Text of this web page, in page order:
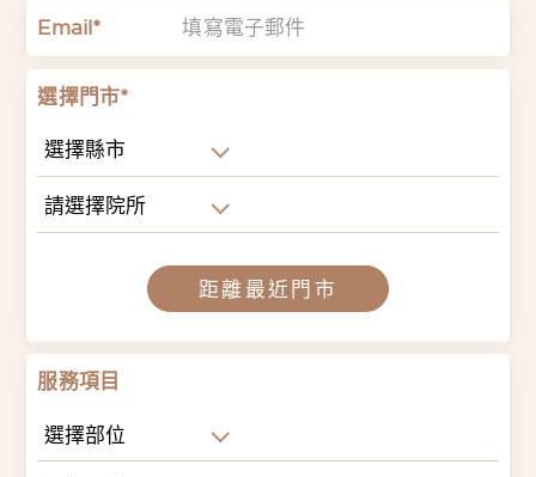
Email*
選擇門市*
選擇縣市
請選擇院所
距離最近門市
服務項目
選擇部位